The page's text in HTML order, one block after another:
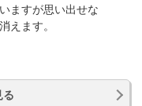
ますが思い出せな
えます。
る